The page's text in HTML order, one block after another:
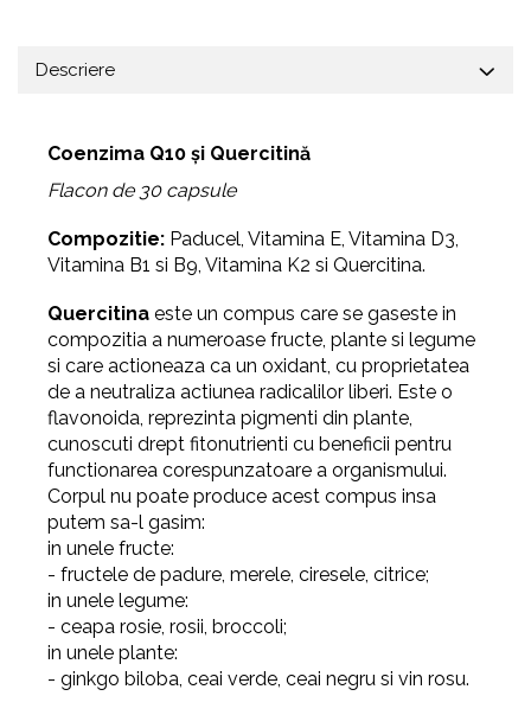
Descriere
Coenzima Q10 și Quercitină
Flacon de 30 capsule
Compozitie: Paducel, Vitamina E, Vitamina D3,
Vitamina B1 si B9, Vitamina K2 si Quercitina.
Quercitina este un compus care se gaseste in
compozitia a numeroase fructe, plante si legume
si care actioneaza ca un oxidant, cu proprietatea
de a neutraliza actiunea radicalilor liberi. Este o
flavonoida, reprezinta pigmenti din plante,
cunoscuti drept fitonutrienti cu beneficii pentru
functionarea corespunzatoare a organismului.
Corpul nu poate produce acest compus insa
putem sa-l gasim:
in unele fructe:
- fructele de padure, merele, ciresele, citrice;
in unele legume:
- ceapa rosie, rosii, broccoli;
in unele plante:
- ginkgo biloba, ceai verde, ceai negru si vin rosu.